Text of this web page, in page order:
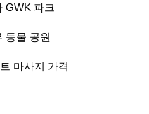
GWK 파크
동물 공원
마사지 가격